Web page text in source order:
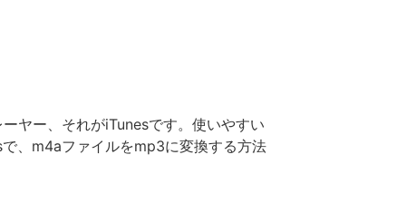
ヤー、それがiTunesです。使いやすい
、m4aファイルをmp3に変換する方法